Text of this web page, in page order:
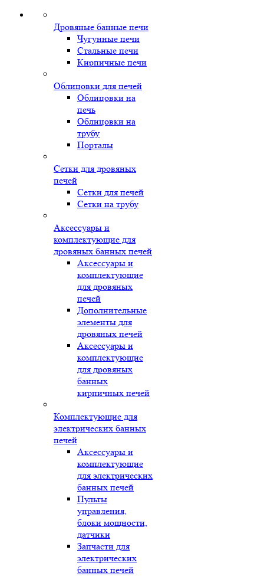
Дровяные банные печи
Чугунные печи
Стальные печи
Кирпичные печи
Облицовки для печей
Облицовки на
печь
Облицовки на
трубу
Порталы
Сетки для дровяных
печей
Сетки для печей
Сетки на трубу
Аксессуары и
комплектующие для
дровяных банных печей
Аксессуары и
комплектующие
для дровяных
печей
Дополнительные
элементы для
дровяных печей
Аксессуары и
комплектующие
для дровяных
банных
кирпичных печей
Комплектующие для
электрических банных
печей
Аксессуары и
комплектующие
для электрических
банных печей
Пульты
управления,
блоки мощности,
датчики
Запчасти для
электрических
банных печей